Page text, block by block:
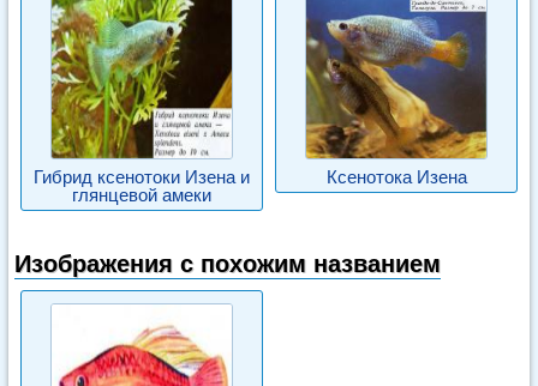
Гибрид ксенотоки Изена и
глянцевой амеки
Ксенотока Изена
Изображения с похожим названием